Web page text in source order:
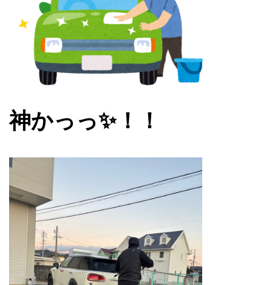
神かっっ✨！！